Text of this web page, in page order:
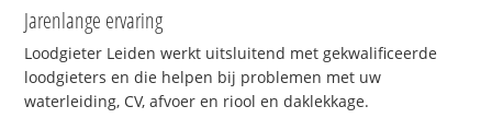
Jarenlange ervaring
Loodgieter Leiden werkt uitsluitend met gekwalificeerde
loodgieters en die helpen bij problemen met uw
waterleiding, CV, afvoer en riool en daklekkage.